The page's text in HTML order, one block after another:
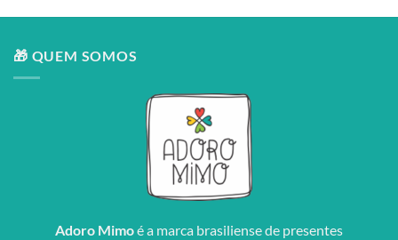
🎁 QUEM SOMOS
Adoro Mimoé a marca brasiliense de presentes